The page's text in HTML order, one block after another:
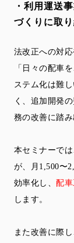
・利用運送
づくりに取
法改正への対
「日々の配車
ステム化は難
く、追加開発
務の改善に踏
本セミナーでは
が、月1,500〜
効率化し、 配
します。
また改善に際